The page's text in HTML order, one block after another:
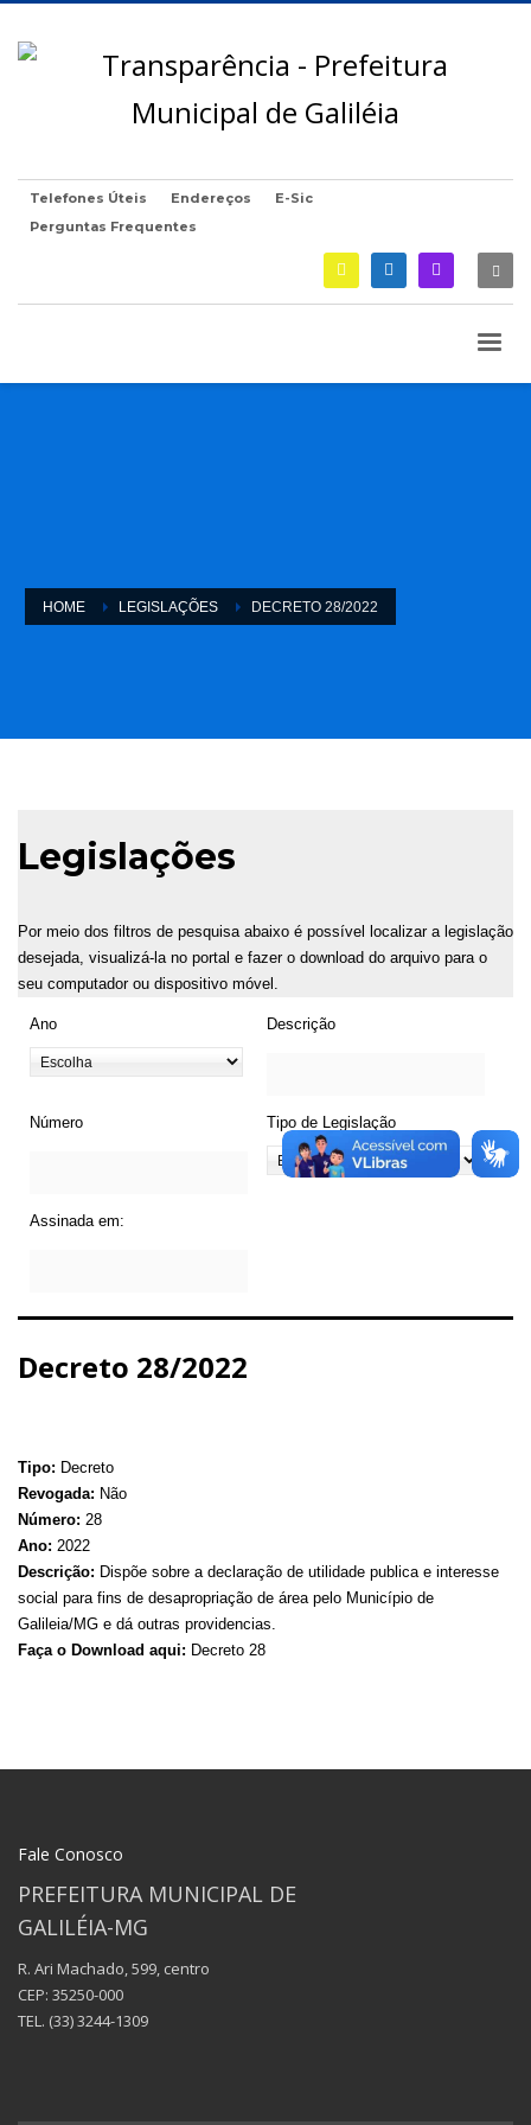
Telefones Úteis Endereços
E-Sic
Perguntas Frequentes
HOME LEGISLAÇÕES DECRETO 28/2022
Legislações
Por meio dos filtros de pesquisa abaixo é possível localizar a legislação
desejada, visualizá-la no portal e fazer o download do arquivo para o
seu computador ou dispositivo móvel.
Ano Descrição
Número Tipo de Legislação
Assinada em:
Decreto 28/2022
Tipo: Decreto
Revogada: Não
Número: 28
Ano: 2022
Descrição: Dispõe sobre a declaração de utilidade publica e interesse
social para fins de desapropriação de área pelo Município de
Galileia/MG e dá outras providencias.
Faça o Download aqui: Decreto 28
Fale Conosco
PREFEITURA MUNICIPAL DE
GALILÉIA-MG
R. Ari Machado, 599, centro
CEP: 35250-000
TEL. (33) 3244-1309